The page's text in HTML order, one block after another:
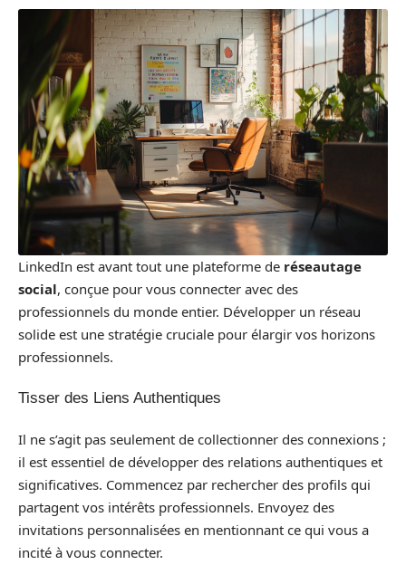
LinkedIn est avant tout une plateforme de réseautage
social, conçue pour vous connecter avec des
professionnels du monde entier. Développer un réseau
solide est une stratégie cruciale pour élargir vos horizons
professionnels.
Tisser des Liens Authentiques
Il ne s’agit pas seulement de collectionner des connexions ;
il est essentiel de développer des relations authentiques et
significatives. Commencez par rechercher des profils qui
partagent vos intérêts professionnels. Envoyez des
invitations personnalisées en mentionnant ce qui vous a
incité à vous connecter.